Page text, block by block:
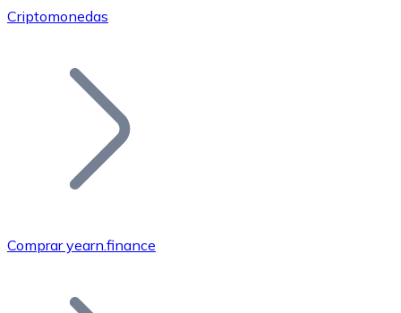
Únete a nuestra red de distribuidores.
Añade tu proyecto a nuestro ecosistema.
Bitcoin
Criptomonedas
Comprar yearn.finance